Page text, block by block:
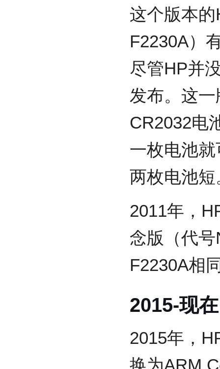
这个版本
F2230A）
尽管HP并
发布。这
CR2032电
一枚电池
两枚电池短
2011年，
念版（代
F2230A相
2015-现在
2015年，
换为ARM